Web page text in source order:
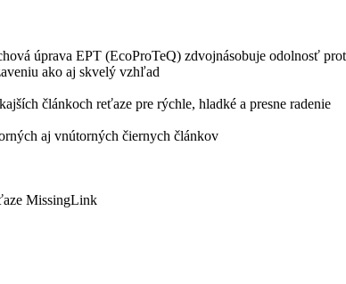
úprava EPT (EcoProTeQ) zdvojnásobuje odolnosť
ako aj skvelý vzhľad
článkoch reťaze pre rýchle, hladké a presne radenie
aj vnútorných čiernych článkov
MissingLink